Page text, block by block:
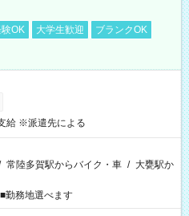
OK 大学生歓迎
ブランクOK
給 ※派遣先による
常陸多賀駅からバイク・車 / 大甕駅か
務地選べます